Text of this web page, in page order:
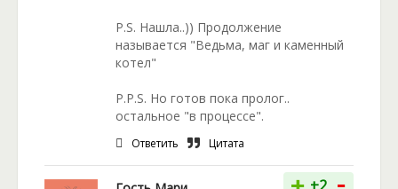
P.S. Нашла..)) Продолжение
называется "Ведьма, маг и каменный
котел"
P.P.S. Но готов пока пролог..
остальное "в процессе".
Ответить Цитата